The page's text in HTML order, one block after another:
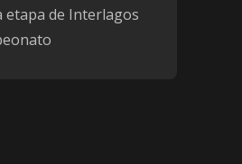
etapa de Interlagos